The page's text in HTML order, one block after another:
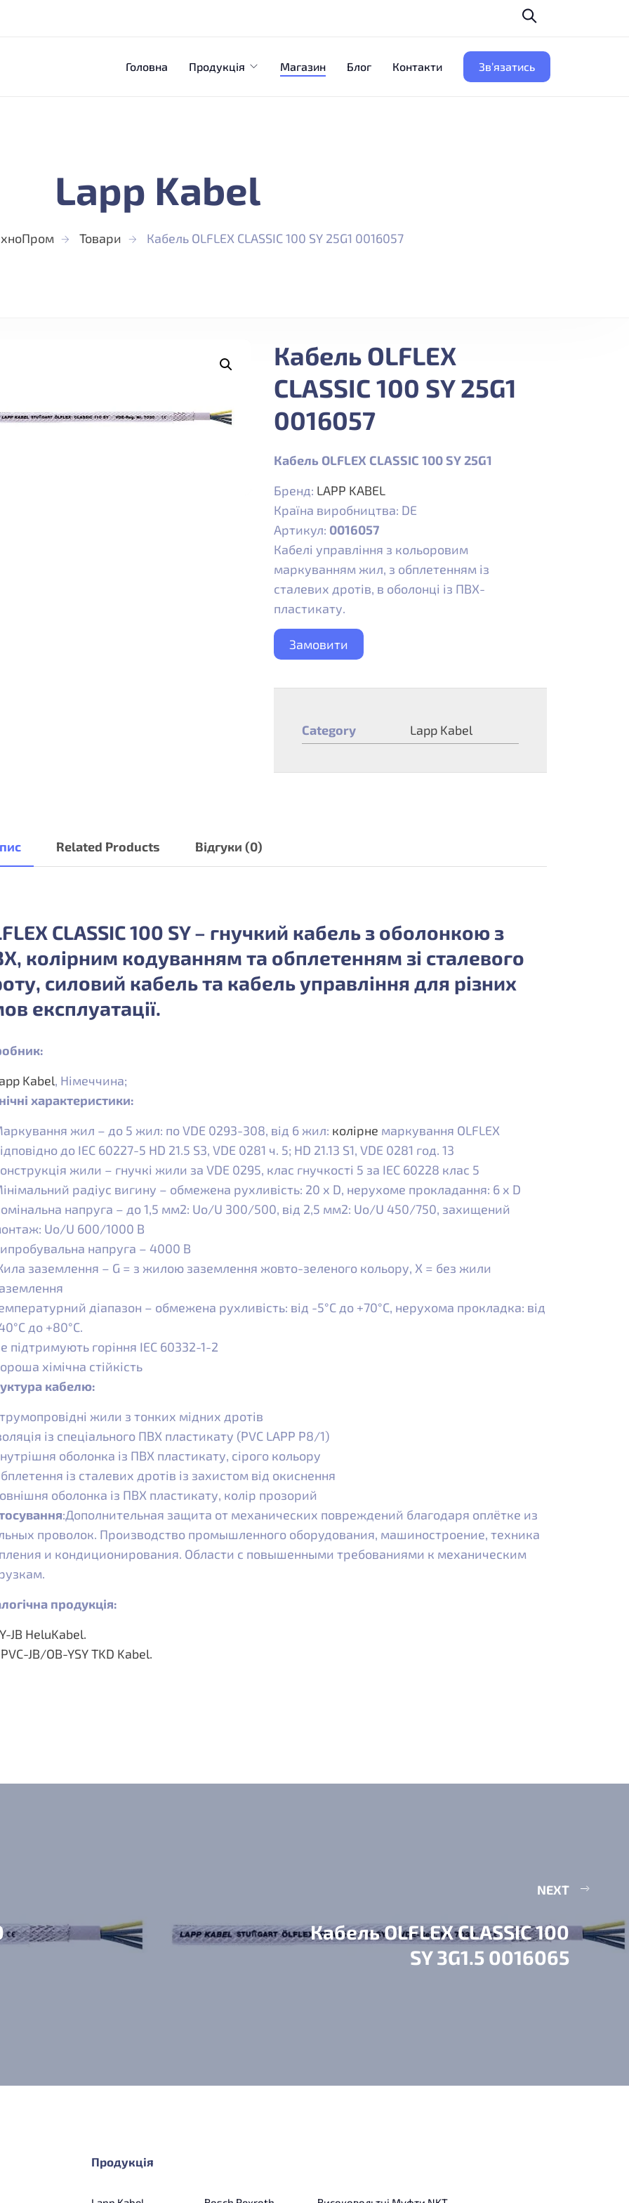
Головна Продукція Магазин Блог Контакти Зв’язатись
Lapp Kabel
Товари Кабель OLFLEX CLASSIC 100 SY 25G1 0016057
Кабель OLFLEX
CLASSIC 100 SY 25G1
0016057
Кабель OLFLEX CLASSIC 100 SY 25G1
Бренд: LAPP KABEL
Країна виробництва: DE
Артикул: 0016057
Кабелі управління з кольоровим
маркуванням жил, з обплетенням із
сталевих дротів, в оболонці із ПВХ-
пластикату.
Замовити
Category Lapp Kabel
Related Products Відгуки (0)
CLASSIC 100 SY – гнучкий кабель з оболонкою з
колірним кодуванням та обплетенням зі сталевого
силовий кабель та кабель управління для різних
експлуатації.
Kabel, Німеччина;
характеристики:
жил – до 5 жил: по VDE 0293-308, від 6 жил: колірне маркування OLFLEX
до IEC 60227-5 HD 21.5 S3, VDE 0281 ч. 5; HD 21.13 S1, VDE 0281 год. 13
жили – гнучкі жили за VDE 0295, клас гнучкості 5 за IEC 60228 клас 5
радіус вигину – обмежена рухливість: 20 х D, нерухоме прокладання: 6 х D
напруга – до 1,5 мм2: Uo/U 300/500, від 2,5 мм2: Uo/U 450/750, захищений
Uo/U 600/1000 В
напруга – 4000 В
заземлення – G = з жилою заземлення жовто-зеленого кольору, X = без жили
діапазон – обмежена рухливість: від -5°С до +70°С, нерухома прокладка: від
до +80°С.
підтримують горіння IEC 60332-1-2
хімічна стійкість
кабелю:
жили з тонких мідних дротів
із спеціального ПВХ пластикату (PVC LAPP P8/1)
оболонка із ПВХ пластикату, сірого кольору
із сталевих дротів із захистом від окиснення
оболонка із ПВХ пластикату, колір прозорий
:Дополнительная защита от механических повреждений благодаря оплётке из
проволок. Производство промышленного оборудования, машиностроение, техника
и кондиционирования. Области с повышенными требованиями к механическим
продукція:
JB HeluKabel.
JB/OB-YSY TKD Kabel.
NEXT
Кабель OLFLEX CLASSIC 100
SY 3G1.5 0016065
Продукція